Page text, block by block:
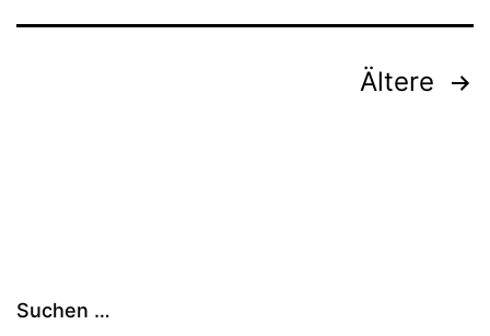
Seitennummerierung
Ältere
Suchen …